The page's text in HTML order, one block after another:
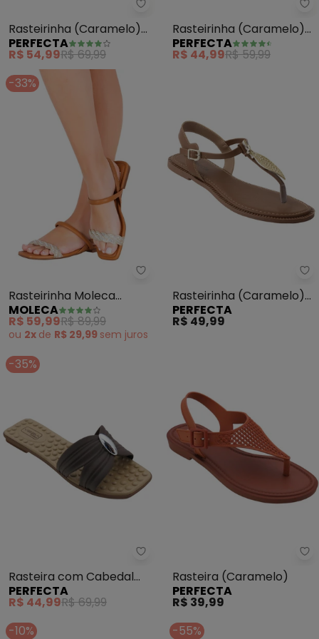
Perfecta - Rasteirinha
Rasteirinha (Caramelo)
com Fechamento em
Zíper
PERFECTA
R$ 54,99R$ 69,99
Rasteirinha (Caramelo)
com Tiras Transsadas
PERFECTA
R$ 44,99R$ 59,99
-33%
Moleca - Rasteirinha Moleca
Rasteirinha Moleca
(Camel) em Sintético
MOLECA
R$ 59,99R$ 89,99
ou 2x de R$ 29,99 sem juros
Rasteirinha (Caramelo)
com Adereço
PERFECTA
R$ 49,99
-35%
Perfecta - Rasteira com
Rasteira com Cabedal
Vazado (Chocolate)
PERFECTA
R$ 44,99R$ 69,99
Rasteira (Caramelo)
PERFECTA
R$ 39,99
-10%
-55%